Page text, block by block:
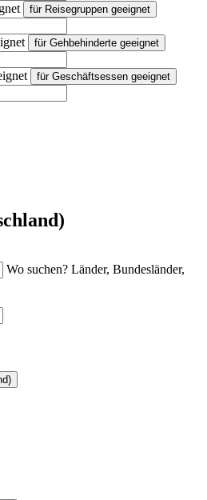
für Reisegruppen geeignet
für Gehbehinderte geeignet
für Geschäftsessen geeignet
Wo suchen? Länder, Bundesländer,